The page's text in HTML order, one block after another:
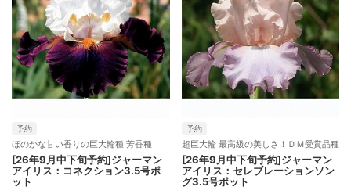
予約
ほのかな甘い香りの巨大輪種 芳香種
[26年9月中下旬予約]ジャーマン
アイリス：コネクション3.5号ポ
ット
予約
超巨大輪 最高級の美しさ！ＤＭ受賞品種
[26年9月中下旬予約]ジャーマン
アイリス：セレブレーションソン
グ3.5号ポット